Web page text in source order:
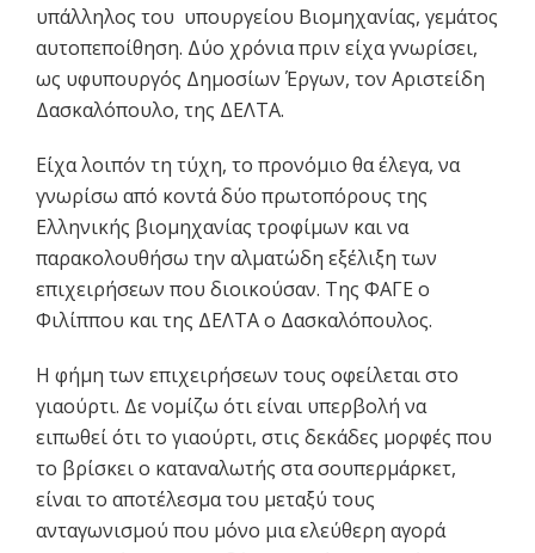
υπάλληλος του υπουργείου Βιομηχανίας, γεμάτος
αυτοπεποίθηση. Δύο χρόνια πριν είχα γνωρίσει,
ως υφυπουργός Δημοσίων Έργων, τον Αριστείδη
Δασκαλόπουλο, της ΔΕΛΤΑ.
Είχα λοιπόν τη τύχη, το προνόμιο θα έλεγα, να
γνωρίσω από κοντά δύο πρωτοπόρους της
Ελληνικής βιομηχανίας τροφίμων και να
παρακολουθήσω την αλματώδη εξέλιξη των
επιχειρήσεων που διοικούσαν. Της ΦΑΓΕ ο
Φιλίππου και της ΔΕΛΤΑ ο Δασκαλόπουλος.
Η φήμη των επιχειρήσεων τους οφείλεται στο
γιαούρτι. Δε νομίζω ότι είναι υπερβολή να
ειπωθεί ότι το γιαούρτι, στις δεκάδες μορφές που
το βρίσκει ο καταναλωτής στα σουπερμάρκετ,
είναι το αποτέλεσμα του μεταξύ τους
ανταγωνισμού που μόνο μια ελεύθερη αγορά